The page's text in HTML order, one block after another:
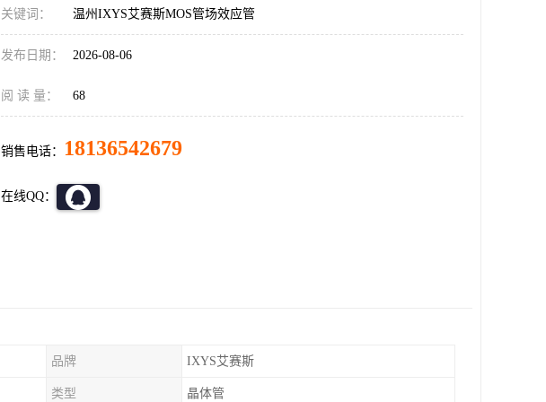
关键词： 温州IXYS艾赛斯MOS管场效应管
发布日期： 2026-08-06
阅 读 量： 68
销售电话： 18136542679
在线QQ：
品牌 IXYS艾赛斯
类型 晶体管